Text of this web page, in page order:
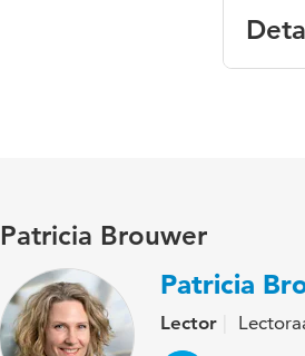
Patricia Brouwer
Patricia
Lector